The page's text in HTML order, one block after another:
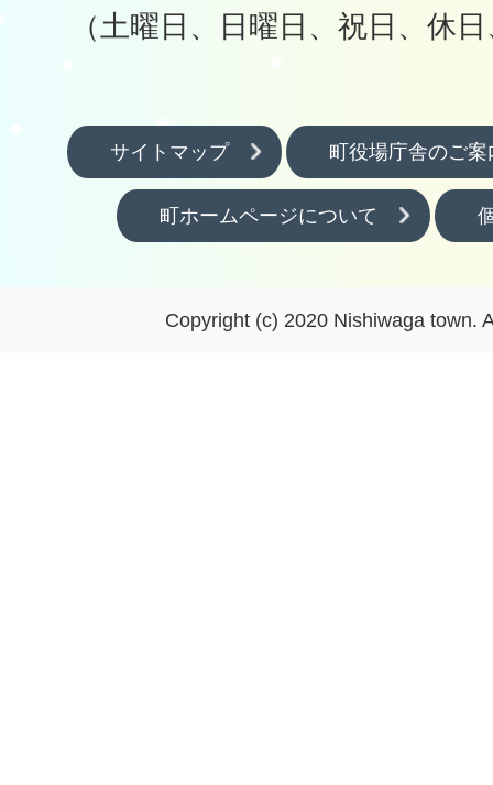
（土曜日、日曜日、祝日、休
サイトマップ 町役場庁舎のご案
町ホームページについて
Copyright (c) 2020 Nishiwaga town.